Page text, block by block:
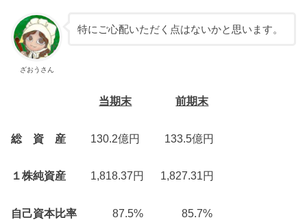
ざおうさん
特にご心配いただく点はないかと思います。
当期末 前期末
総 資 産 130.2億円 133.5億円
１株純資産 1,818.37円 1,827.31円
自己資本比率 87.5% 85.7%